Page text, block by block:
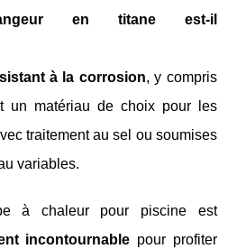
en titane est‑il
à la corrosion, y compris
un matériau de choix pour les
traitement au sel ou soumises
variables.
à chaleur pour piscine est
incontournable pour profiter